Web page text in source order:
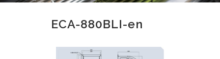
ECA-880BLI-en